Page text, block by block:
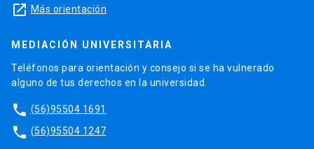
launch Más orientación
MEDIACIÓN UNIVERSITARIA
Teléfonos para orientación y consejo si se ha vulnerado
alguno de tus derechos en la universidad.
phone (56)95504 1691
phone (56)95504 1247